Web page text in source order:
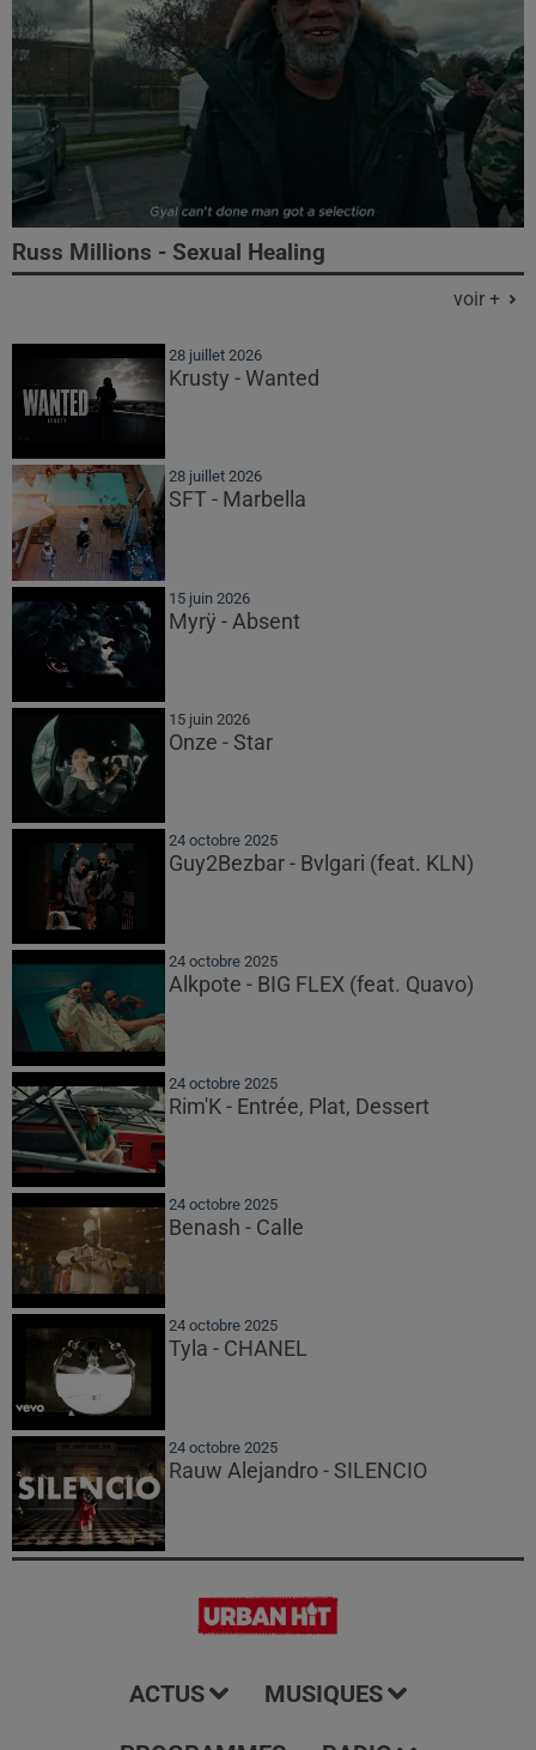
Russ Millions - Sexual Healing
voir +
28 juillet 2026
Krusty - Wanted
28 juillet 2026
SFT - Marbella
15 juin 2026
Myrÿ - Absent
15 juin 2026
Onze - Star
24 octobre 2025
Guy2Bezbar - Bvlgari (feat. KLN)
24 octobre 2025
Alkpote - BIG FLEX (feat. Quavo)
24 octobre 2025
Rim'K - Entrée, Plat, Dessert
24 octobre 2025
Benash - Calle
24 octobre 2025
Tyla - CHANEL
24 octobre 2025
Rauw Alejandro - SILENCIO
ACTUS MUSIQUES